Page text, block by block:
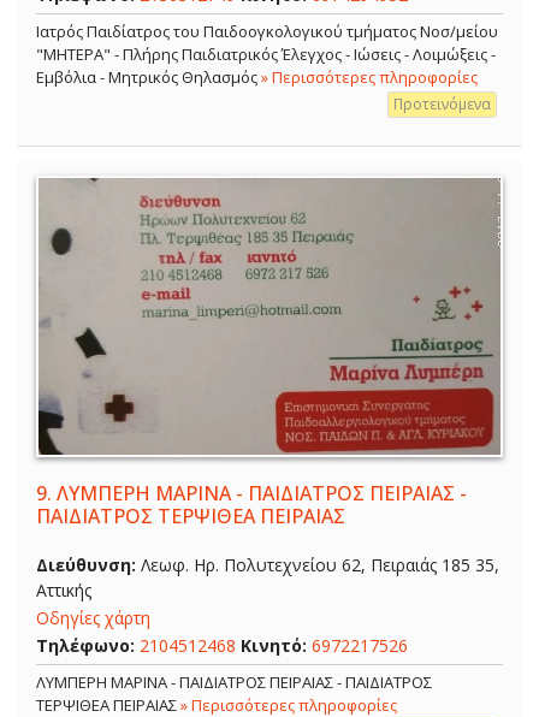
Ιατρός Παιδίατρος του Παιδοογκολογικού τμήματος Νοσ/μείου
"ΜΗΤΕΡΑ" - Πλήρης Παιδιατρικός Έλεγχος - Ιώσεις - Λοιμώξεις -
Εμβόλια - Μητρικός Θηλασμός» Περισσότερες πληροφορίες
Προτεινόμενα
9. ΛΥΜΠΕΡΗ ΜΑΡΙΝΑ - ΠΑΙΔΙΑΤΡΟΣ ΠΕΙΡΑΙΑΣ -
ΠΑΙΔΙΑΤΡΟΣ ΤΕΡΨΙΘΕΑ ΠΕΙΡΑΙΑΣ
Διεύθυνση: Λεωφ. Ηρ. Πολυτεχνείου 62, Πειραιάς 185 35,
Αττικής
Οδηγίες χάρτη
Τηλέφωνο: 2104512468 Κινητό: 6972217526
ΛΥΜΠΕΡΗ ΜΑΡΙΝΑ - ΠΑΙΔΙΑΤΡΟΣ ΠΕΙΡΑΙΑΣ - ΠΑΙΔΙΑΤΡΟΣ
ΤΕΡΨΙΘΕΑ ΠΕΙΡΑΙΑΣ» Περισσότερες πληροφορίες